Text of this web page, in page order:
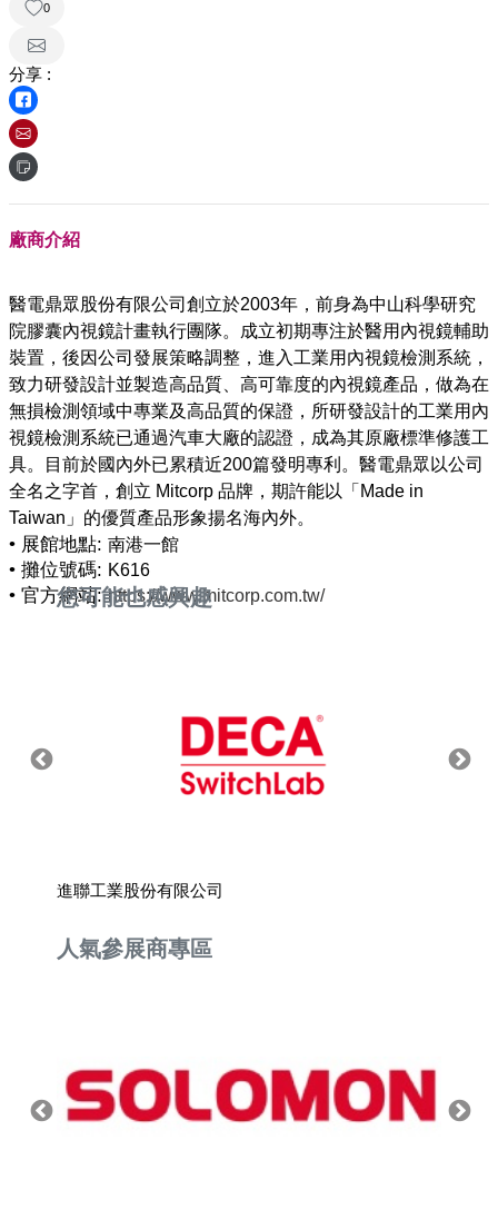
0
分享 :
廠商介紹
醫電鼎眾股份有限公司創立於2003年，前身為中山科學研究
院膠囊內視鏡計畫執行團隊。成立初期專注於醫用內視鏡輔助
裝置，後因公司發展策略調整，進入工業用內視鏡檢測系統，
致力研發設計並製造高品質、高可靠度的內視鏡產品，做為在
無損檢測領域中專業及高品質的保證，所研發設計的工業用內
視鏡檢測系統已通過汽車大廠的認證，成為其原廠標準修護工
具。目前於國內外已累積近200篇發明專利。醫電鼎眾以公司
全名之字首，創立 Mitcorp 品牌，期許能以「Made in
• 展館地點: 南港一館
• 攤位號碼: K616
• 官方網站:https://www.mitcorp.com.tw/
您可能也感興趣
進聯工業股份有限公司
人氣參展商專區